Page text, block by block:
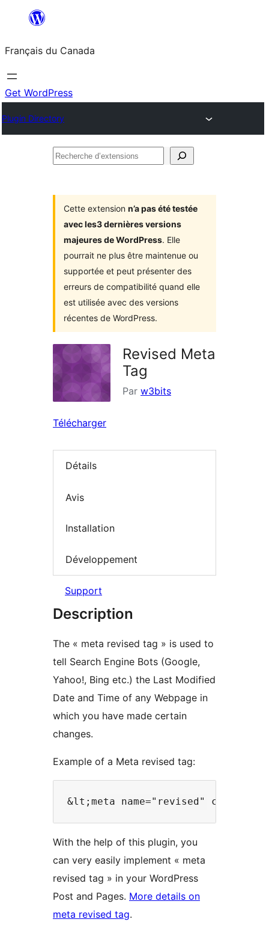
contenu
Français du Canada
Get WordPress
Plugin Directory
Recherche
Cette extension n’a pas été testée
avec les3 dernières versions
majeures de WordPress. Elle
pourrait ne plus être maintenue ou
supportée et peut présenter des
erreurs de compatibilité quand elle
est utilisée avec des versions
récentes de WordPress.
Revised Meta
Tag
Par w3bits
Télécharger
Détails
Avis
Installation
Développement
Support
Description
The « meta revised tag » is used to
tell Search Engine Bots (Google,
Yahoo!, Bing etc.) the Last Modified
Date and Time of any Webpage in
which you have made certain
changes.
Example of a Meta revised tag:
With the help of this plugin, you
can very easily implement « meta
revised tag » in your WordPress
Post and Pages. More details on
meta revised tag.